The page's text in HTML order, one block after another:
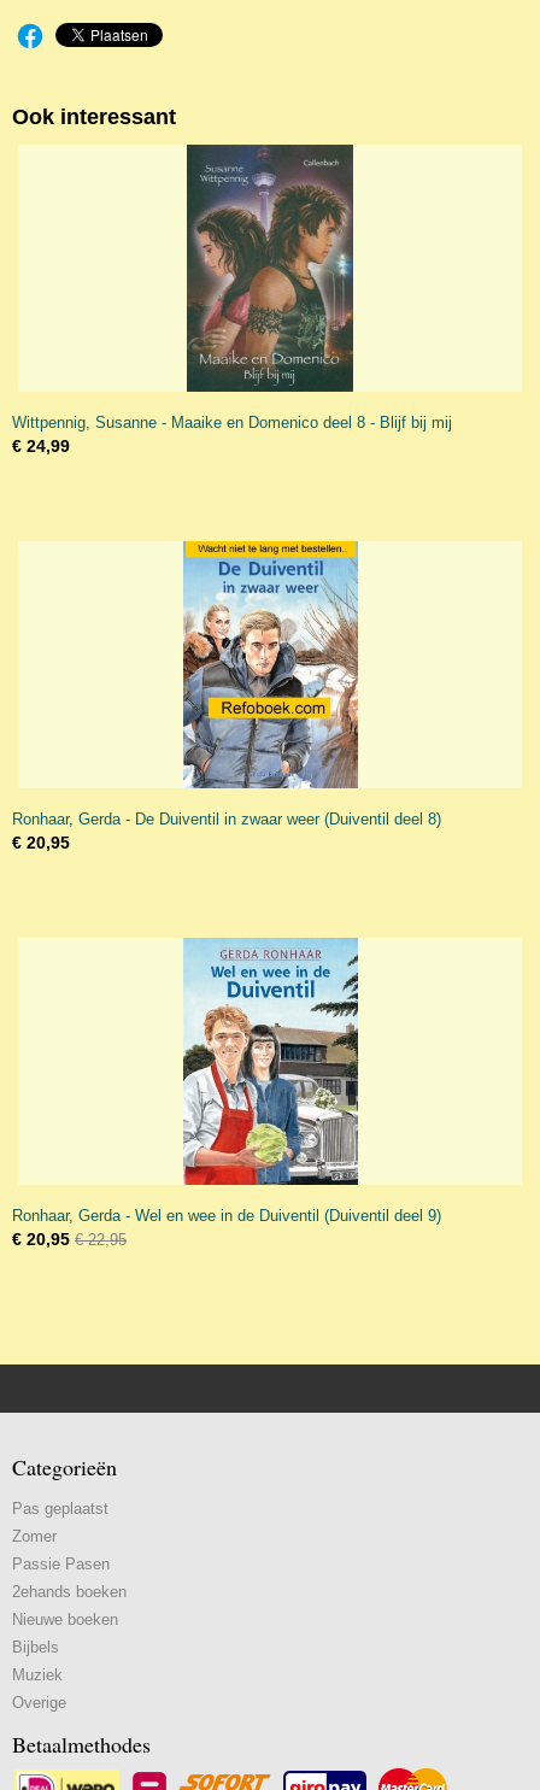
Ook interessant
Wittpennig, Susanne - Maaike en Domenico deel 8 - Blijf bij mij
€ 24,99
Ronhaar, Gerda - De Duiventil in zwaar weer (Duiventil deel 8)
€ 20,95
Ronhaar, Gerda - Wel en wee in de Duiventil (Duiventil deel 9)
€ 20,95 € 22,95
Categorieën
Pas geplaatst
Zomer
Passie Pasen
2ehands boeken
Nieuwe boeken
Bijbels
Muziek
Overige
Betaalmethodes